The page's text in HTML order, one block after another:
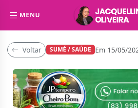
MENU
Voltar SUMÉ / SAÚDE Em 15/05/